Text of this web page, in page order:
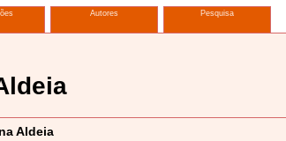
Autores Pesquisa
Aldeia